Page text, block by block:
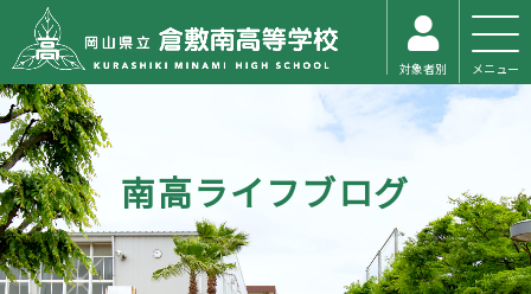
対象者別 メニュー
南高ライフブログ